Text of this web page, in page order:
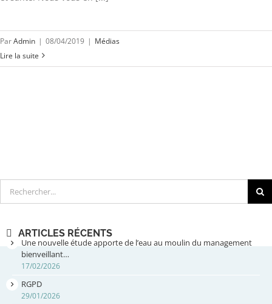
ParAdmin | 08/04/2019 | Médias
Lire la suite
Rechercher
ARTICLES RÉCENTS
Une nouvelle étude apporte de l’eau au moulin du management
bienveillant…
17/02/2026
RGPD
29/01/2026